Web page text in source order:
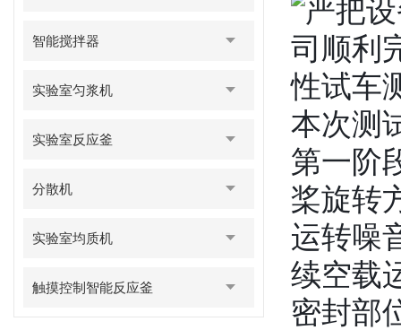
智能搅拌器
实验室匀浆机
实验室反应釜
分散机
实验室均质机
触摸控制智能反应釜
本次测
第一阶
桨旋转
运转噪
续空载
密封部